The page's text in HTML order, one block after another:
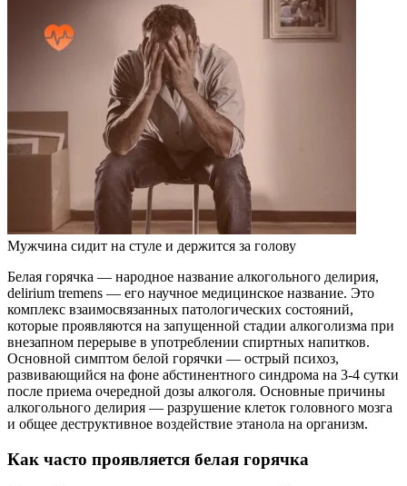
Мужчина сидит на стуле и держится за голову
Белая горячка — народное название алкогольного делирия,
delirium tremens — его научное медицинское название. Это
комплекс взаимосвязанных патологических состояний,
которые проявляются на запущенной стадии алкоголизма при
внезапном перерыве в употреблении спиртных напитков.
Основной симптом белой горячки — острый психоз,
развивающийся на фоне абстинентного синдрома на 3-4 сутки
после приема очередной дозы алкоголя. Основные причины
алкогольного делирия — разрушение клеток головного мозга
и общее деструктивное воздействие этанола на организм.
Как часто проявляется белая горячка